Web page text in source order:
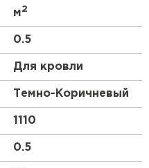
м2
0.5
Для кровли
Темно-Коричневый
1110
0.5